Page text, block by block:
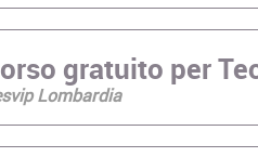
gratuito per
Lombardia